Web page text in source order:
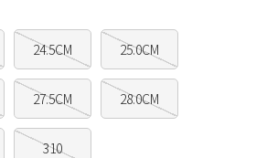
24.5CM 25.0CM
27.5CM 28.0CM
310